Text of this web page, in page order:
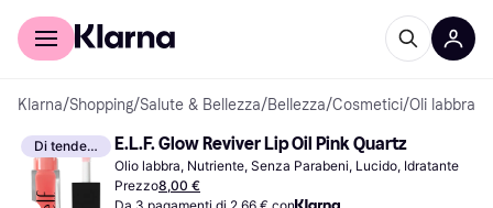
Per il tuo shopping
Klarna/Shopping/Salute & Bellezza/Bellezza/Cosmetici/Oli labbra
Di tendenza E.L.F. Glow Reviver Lip Oil Pink Quartz
Olio labbra, Nutriente, Senza Parabeni, Lucido, Idratante
Prezzo8,00 €